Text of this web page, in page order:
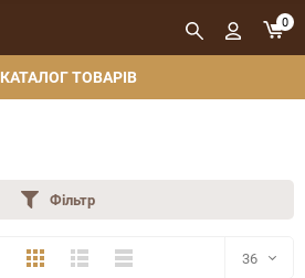
КАТАЛОГ ТОВАРІВ
0
Фільтр
ПлиткаДетальноКомпактно 36